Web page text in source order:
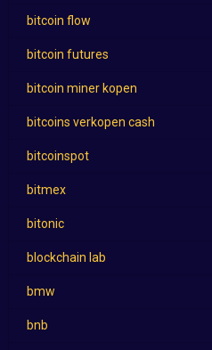
bitcoin flow
bitcoin futures
bitcoin miner kopen
bitcoins verkopen cash
bitcoinspot
bitmex
bitonic
blockchain lab
bmw
bnb